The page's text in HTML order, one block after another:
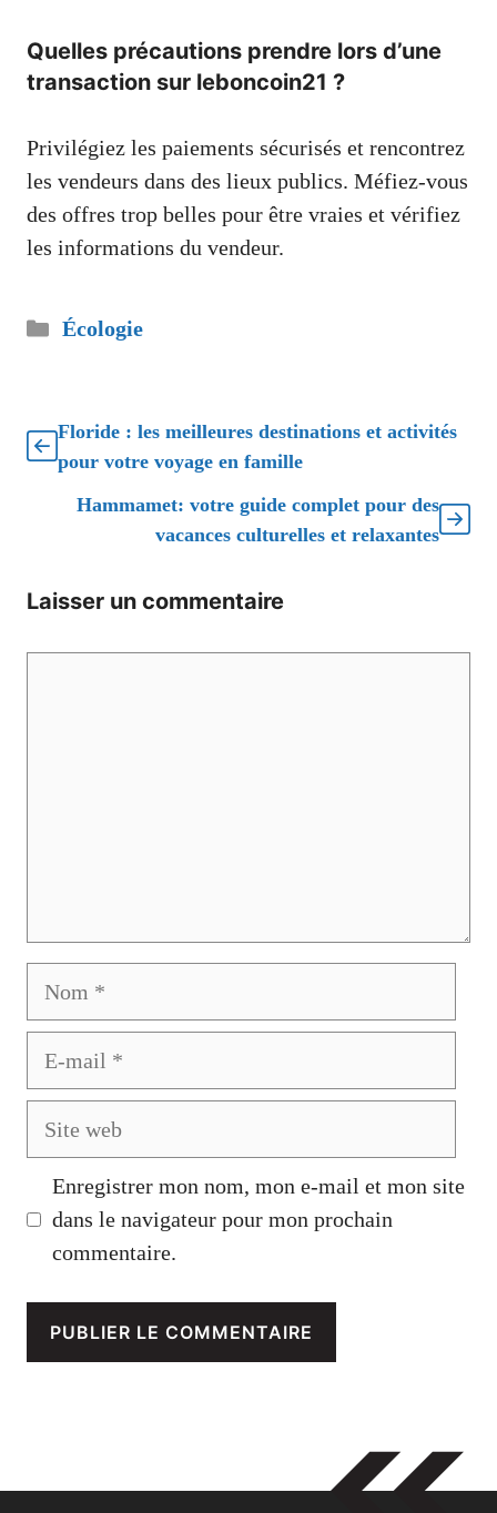
Quelles précautions prendre lors d’une
transaction sur leboncoin21 ?
Privilégiez les paiements sécurisés et rencontrez
les vendeurs dans des lieux publics. Méfiez-vous
des offres trop belles pour être vraies et vérifiez
les informations du vendeur.
Catégories
Écologie
Floride : les meilleures destinations et activités
pour votre voyage en famille
Hammamet: votre guide complet pour des
vacances culturelles et relaxantes
Laisser un commentaire
Enregistrer mon nom, mon e-mail et mon site
dans le navigateur pour mon prochain
commentaire.